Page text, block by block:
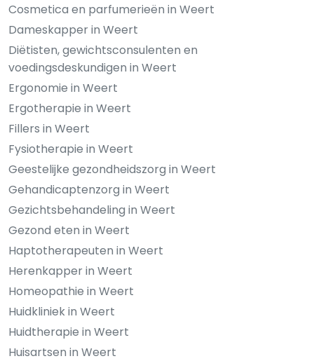
Cosmetica en parfumerieën in Weert
Dameskapper in Weert
Diëtisten, gewichtsconsulenten en
voedingsdeskundigen in Weert
Ergonomie in Weert
Ergotherapie in Weert
Fillers in Weert
Fysiotherapie in Weert
Geestelijke gezondheidszorg in Weert
Gehandicaptenzorg in Weert
Gezichtsbehandeling in Weert
Gezond eten in Weert
Haptotherapeuten in Weert
Herenkapper in Weert
Homeopathie in Weert
Huidkliniek in Weert
Huidtherapie in Weert
Huisartsen in Weert